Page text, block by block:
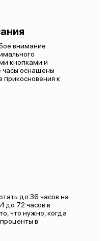
внимание
кнопками и
часы оснащены
прикосновения к
до 36 часов на
до 72 часов в
что нужно, когда
в